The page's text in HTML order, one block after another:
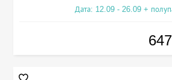
Дата: 12.09 - 26.09 +
647